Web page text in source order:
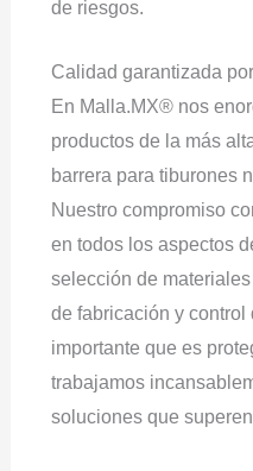
de riesgos.
Calidad garantizada
En Malla.MX® nos
productos de la más
barrera para tiburones
Nuestro compromiso
en todos los aspectos
selección de
de fabricación y
importante que es
trabajamos
soluciones que